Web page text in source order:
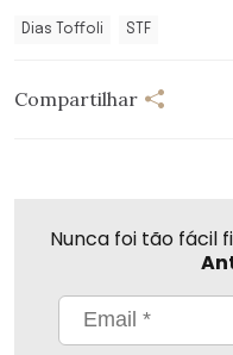
Dias Toffoli STF
Compartilhar
Nunca foi tão fácil